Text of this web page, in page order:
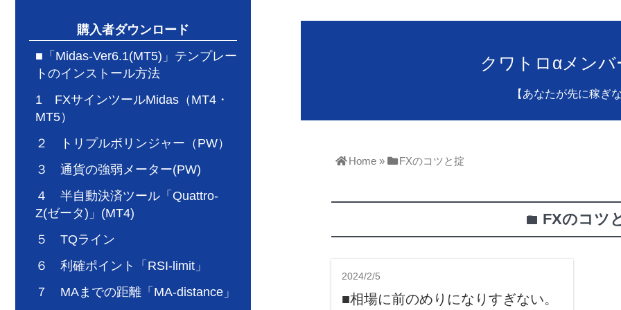
クワトロαメンバ
【あなたが先に稼ぎ
Home » FXのコツと掟
folder FXのコツ
2024/2/5
■相場に前のめりになりすぎない。
購入者ダウンロード
■「Midas-Ver6.1(MT5)」テンプレー
トのインストール方法
1 FXサインツールMidas（MT4・
MT5）
２ トリプルボリンジャー（PW）
３ 通貨の強弱メーター(PW)
４ 半自動決済ツール「Quattro-
Z(ゼータ)」(MT4)
５ TQライン
６ 利確ポイント「RSI-limit」
７ MAまでの距離「MA-distance」